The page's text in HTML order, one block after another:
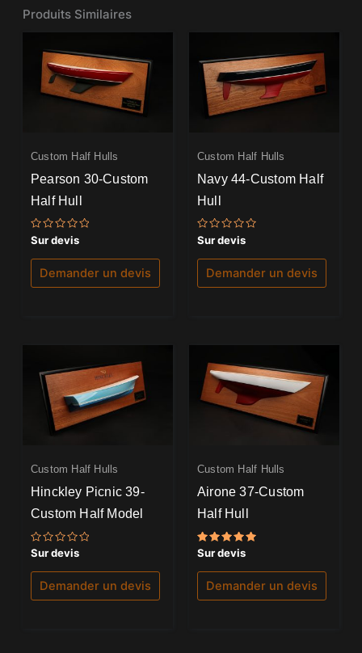
Produits Similaires
Custom Half Hulls
Pearson 30-Custom
Half Hull
Note
0
sur
Sur devis
Demander un devis
Custom Half Hulls
Navy 44-Custom Half
Hull
Note
0
sur
Sur devis
Demander un devis
Custom Half Hulls
Hinckley Picnic 39-
Custom Half Model
Note
0
sur
Sur devis
Demander un devis
Custom Half Hulls
Airone 37-Custom
Half Hull
Note
5.00
sur 5
Sur devis
Demander un devis